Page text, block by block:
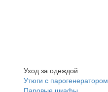
Уход за одеждой
Утюги с парогенератором
Паровые шкафы